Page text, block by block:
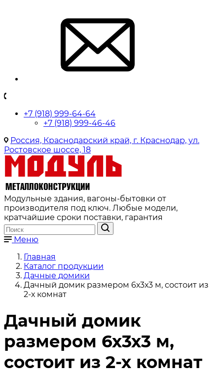
+7 (918) 999-64-64
+7 (918) 999-46-46
Россия, Краснодарский край, г. Краснодар, ул.
Ростовское шоссе, 18
Модульные здания, вагоны-бытовки от
производителя под ключ. Любые модели,
кратчайшие сроки поставки, гарантия
Меню
Главная
Каталог продукции
Дачные домики
Дачный домик размером 6х3х3 м, состоит из
2-х комнат
Дачный домик
размером 6х3х3 м,
состоит из 2-х комнат